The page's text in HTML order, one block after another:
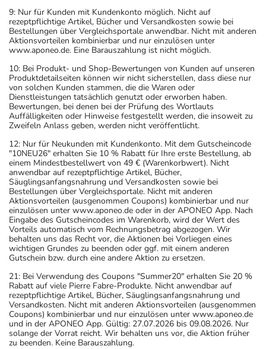
9: Nur für Kunden mit Kundenkonto möglich. Nicht auf
rezeptpflichtige Artikel, Bücher und Versandkosten sowie bei
Bestellungen über Vergleichsportale anwendbar. Nicht mit anderen
Aktionsvorteilen kombinierbar und nur einzulösen unter
www.aponeo.de. Eine Barauszahlung ist nicht möglich.
10: Bei Produkt- und Shop-Bewertungen von Kunden auf unseren
Produktdetailseiten können wir nicht sicherstellen, dass diese nur
von solchen Kunden stammen, die die Waren oder
Dienstleistungen tatsächlich genutzt oder erworben haben.
Bewertungen, bei denen bei der Prüfung des Wortlauts
Auffälligkeiten oder Hinweise festgestellt werden, die insoweit zu
Zweifeln Anlass geben, werden nicht veröffentlicht.
12: Nur für Neukunden mit Kundenkonto. Mit dem Gutscheincode
"10NEU26" erhalten Sie 10 % Rabatt für Ihre erste Bestellung, ab
einem Mindestbestellwert von 49 € (Warenkorbwert). Nicht
anwendbar auf rezeptpflichtige Artikel, Bücher,
Säuglingsanfangsnahrung und Versandkosten sowie bei
Bestellungen über Vergleichsportale. Nicht mit anderen
Aktionsvorteilen (ausgenommen Coupons) kombinierbar und nur
einzulösen unter www.aponeo.de oder in der APONEO App. Nach
Eingabe des Gutscheincodes im Warenkorb, wird der Wert des
Vorteils automatisch vom Rechnungsbetrag abgezogen. Wir
behalten uns das Recht vor, die Aktionen bei Vorliegen eines
wichtigen Grundes zu beenden oder ggf. mit einem anderen
Gutschein bzw. durch eine andere Aktion zu ersetzen.
21: Bei Verwendung des Coupons "Summer20" erhalten Sie 20 %
Rabatt auf viele Pierre Fabre-Produkte. Nicht anwendbar auf
rezeptpflichtige Artikel, Bücher, Säuglingsanfangsnahrung und
Versandkosten. Nicht mit anderen Aktionsvorteilen (ausgenommen
Coupons) kombinierbar und nur einzulösen unter www.aponeo.de
und in der APONEO App. Gültig: 27.07.2026 bis 09.08.2026. Nur
solange der Vorrat reicht. Wir behalten uns vor, die Aktion früher
zu beenden. Keine Barauszahlung.